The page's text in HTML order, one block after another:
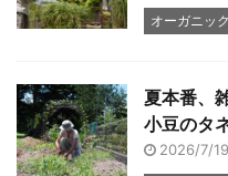
オーガニッ
夏本番、
小豆のタ
2026/7/19